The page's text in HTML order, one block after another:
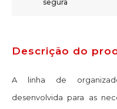
segura
Descrição do
A linha de
desenvolvida para as